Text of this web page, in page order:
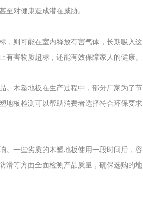
对健康造成潜在威胁。
，则可能在室内释放有害气体，长期吸入这
害物质超标，还能有效保障家人的健康。
。木塑地板在生产过程中，部分厂家为了节
地板检测可以帮助消费者选择符合环保要求
。一些劣质的木塑地板使用一段时间后，容
滑等方面全面检测产品质量，确保选购的地